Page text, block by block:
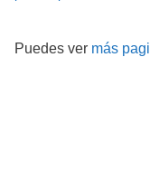
Puedes ver más